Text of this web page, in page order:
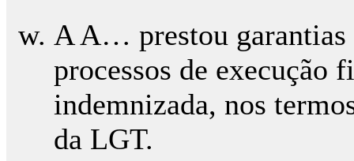
A A… prestou garantias
processos de execução
indemnizada, nos
da LGT.